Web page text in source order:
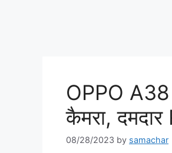
OPPO A38
कैमरा,
08/28/2023 by samachar